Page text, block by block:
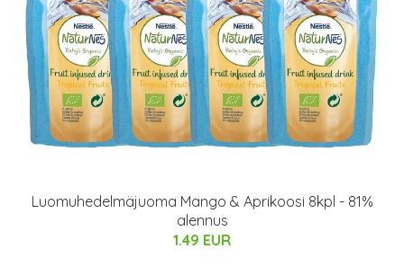
Luomuhedelmäjuoma Mango & Aprikoosi 8kpl - 81%
alennus
1.49 EUR